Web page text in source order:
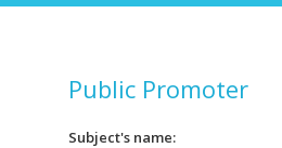
Public Promoter
Subject's name